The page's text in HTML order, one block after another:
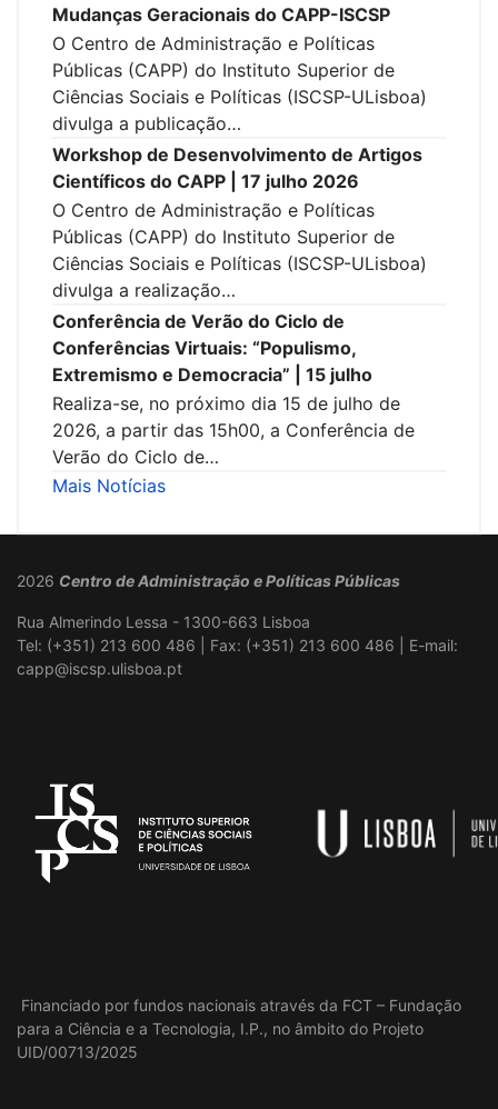
Mudanças Geracionais do CAPP-ISCSP
O Centro de Administração e Políticas
Públicas (CAPP) do Instituto Superior de
Ciências Sociais e Políticas (ISCSP-ULisboa)
divulga a publicação…
Workshop de Desenvolvimento de Artigos
Científicos do CAPP | 17 julho 2026
O Centro de Administração e Políticas
Públicas (CAPP) do Instituto Superior de
Ciências Sociais e Políticas (ISCSP-ULisboa)
divulga a realização…
Conferência de Verão do Ciclo de
Conferências Virtuais: “Populismo,
Extremismo e Democracia” | 15 julho
Realiza-se, no próximo dia 15 de julho de
2026, a partir das 15h00, a Conferência de
Verão do Ciclo de…
Mais Notícias
2026 Centro de Administração e Políticas Públicas
Rua Almerindo Lessa - 1300-663 Lisboa
Tel: (+351) 213 600 486 | Fax: (+351) 213 600 486 | E-mail:
capp@iscsp.ulisboa.pt
Financiado por fundos nacionais através da FCT – Fundação
para a Ciência e a Tecnologia, I.P., no âmbito do Projeto
UID/00713/2025